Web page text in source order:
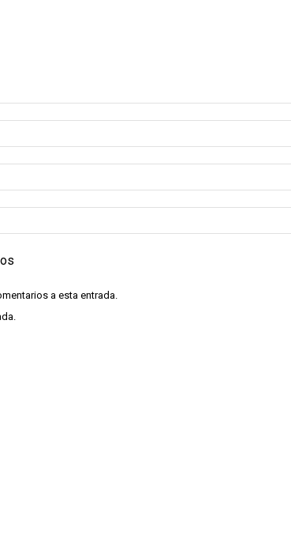
a esta entrada.